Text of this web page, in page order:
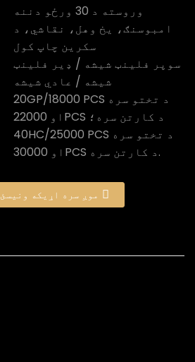
وروسته د 30 ورځو دننه
امبوسنګ، یخ وهل، نقاشي، د
سکرین چاپ کول
سوپر فلینټ شیشه / ډیر فلینټ
شیشه / عادي شیشه
20GP/18000 PCS د تختو سره
او 22000PCS د کارتن سره؛
40HC/25000 PCS د تختو سره
او 30000PCS د کارتن سره.
موږ سره اړیکه ونیسئ